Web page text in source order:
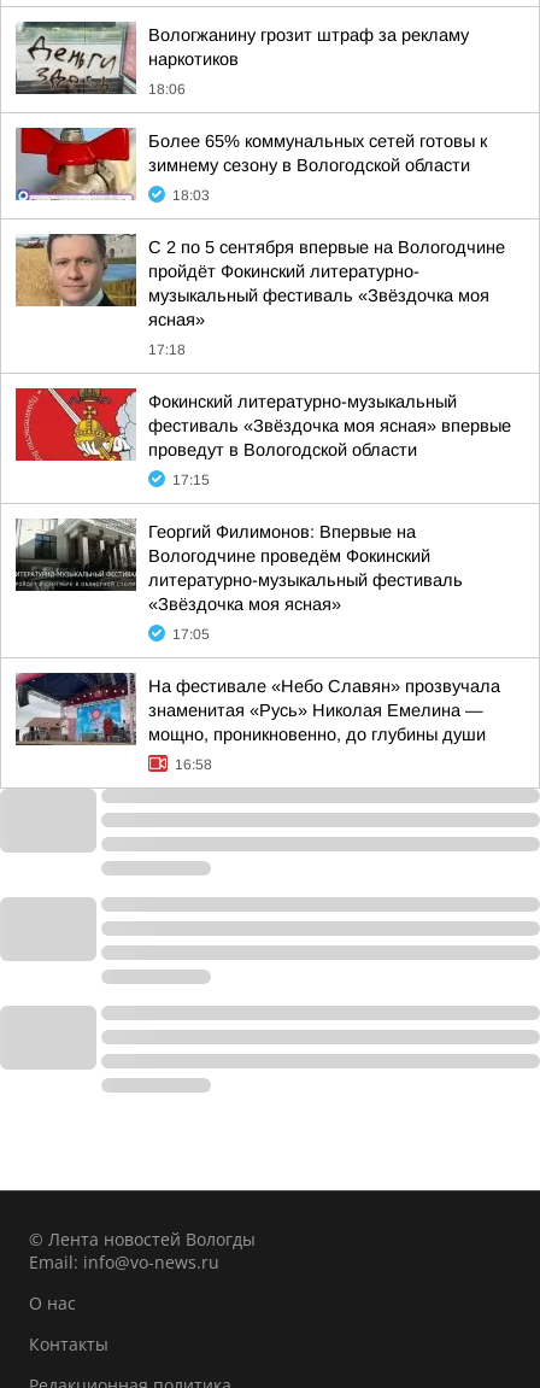
Вологжанину грозит штраф за рекламу
наркотиков
18:06
Более 65% коммунальных сетей готовы к
зимнему сезону в Вологодской области
18:03
С 2 по 5 сентября впервые на Вологодчине
пройдёт Фокинский литературно-
музыкальный фестиваль «Звёздочка моя
ясная»
17:18
Фокинский литературно-музыкальный
фестиваль «Звёздочка моя ясная» впервые
проведут в Вологодской области
17:15
Георгий Филимонов: Впервые на
Вологодчине проведём Фокинский
литературно-музыкальный фестиваль
«Звёздочка моя ясная»
17:05
На фестивале «Небо Славян» прозвучала
знаменитая «Русь» Николая Емелина —
мощно, проникновенно, до глубины души
16:58
© Лента новостей Вологды
Email: info@vo-news.ru
О нас
Контакты